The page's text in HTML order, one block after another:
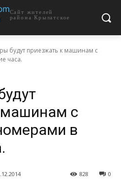
Сайт жителей
района Крылатское
будут приезжать к машинам с
часа.
машинам с
в
0
828